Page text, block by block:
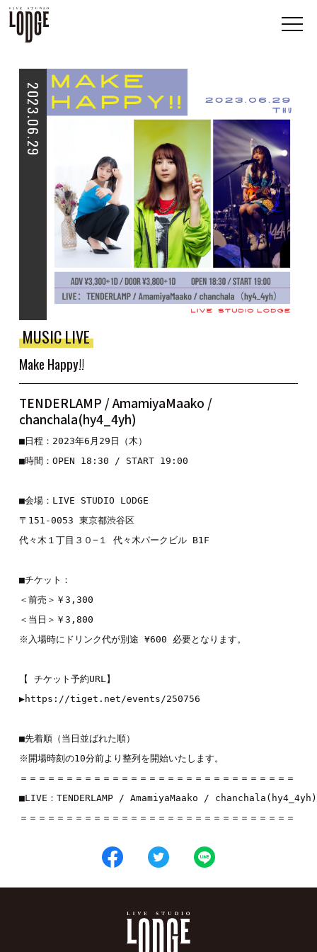
2023.06.29
MUSIC LIVE
Make Happy!!
TENDERLAMP / AmamiyaMaako /
chanchala(hy4_4yh)
■日程：2023年6月29日（木）
■時間：OPEN 18:30 / START 19:00
■会場：LIVE STUDIO LODGE
〒151-0053 東京都渋谷区
代々木１丁目３０−１ 代々木パークビル B1F
■チケット：
＜前売＞￥3,300
＜当日＞￥3,800
※入場時にドリンク代が別途 ¥600 必要となります。
【 チケット予約URL】
▶︎https://tiget.net/events/250756
■先着順（当日並ばれた順）
※開場時刻の10分前より整列を開始いたします。
＝＝＝＝＝＝＝＝＝＝＝＝＝＝＝＝＝＝＝＝＝＝＝＝＝＝＝＝＝＝
■LIVE： TENDERLAMP / AmamiyaMaako / chanchala(hy4_4yh)
＝＝＝＝＝＝＝＝＝＝＝＝＝＝＝＝＝＝＝＝＝＝＝＝＝＝＝＝＝＝